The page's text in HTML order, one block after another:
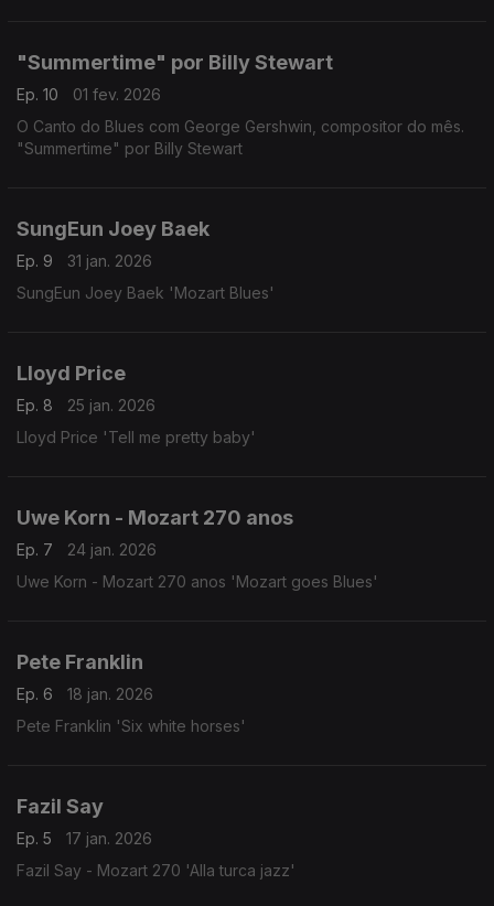
"Summertime" por Billy Stewart
Ep. 10
01 fev. 2026
O Canto do Blues com George Gershwin, compositor do mês.
"Summertime" por Billy Stewart
SungEun Joey Baek
Ep. 9
31 jan. 2026
SungEun Joey Baek 'Mozart Blues'
Lloyd Price
Ep. 8
25 jan. 2026
Lloyd Price 'Tell me pretty baby'
Uwe Korn - Mozart 270 anos
Ep. 7
24 jan. 2026
Uwe Korn - Mozart 270 anos 'Mozart goes Blues'
Pete Franklin
Ep. 6
18 jan. 2026
Pete Franklin 'Six white horses'
Fazil Say
Ep. 5
17 jan. 2026
Fazil Say - Mozart 270 'Alla turca jazz'